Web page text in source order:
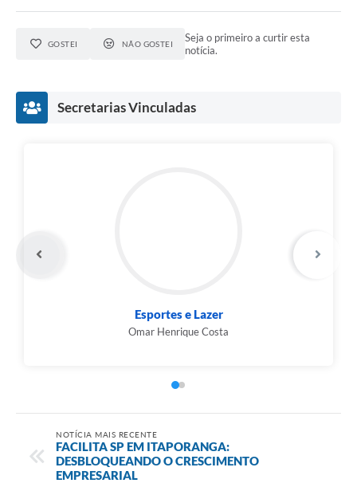
GOSTEI NÃO GOSTEI
Seja o primeiro a curtir esta
notícia.
Secretarias Vinculadas
Esportes e Lazer
Omar Henrique Costa
NOTÍCIA MAIS RECENTE
FACILITA SP EM ITAPORANGA:
DESBLOQUEANDO O CRESCIMENTO
EMPRESARIAL